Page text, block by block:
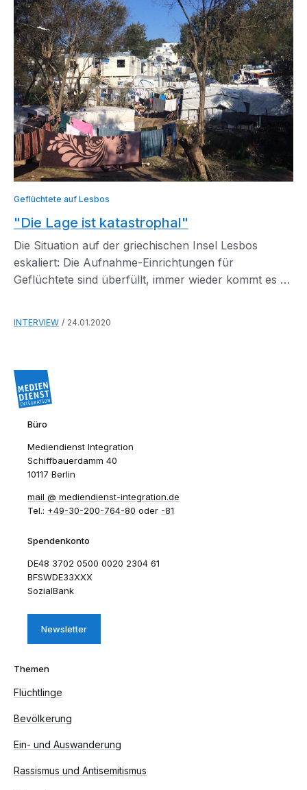
Geflüchtete auf Lesbos
"Die Lage ist katastrophal"
Die Situation auf der griechischen Insel Lesbos
eskaliert: Die Aufnahme-Einrichtungen für
Geflüchtete sind überfüllt, immer wieder kommt es zu
INTERVIEW 24.01.2020
Büro
Mediendienst Integration
Schiffbauerdamm 40
10117 Berlin
mail​
mediendienst-integration.de
Tel.: +49-30-200-764-80 oder -81
Spendenkonto
DE48 3702 0500 0020 2304 61
BFSWDE33XXX
SozialBank
Newsletter
Themen
Flüchtlinge
Bevölkerung
Ein- und Auswanderung
Rassismus und Antisemitismus